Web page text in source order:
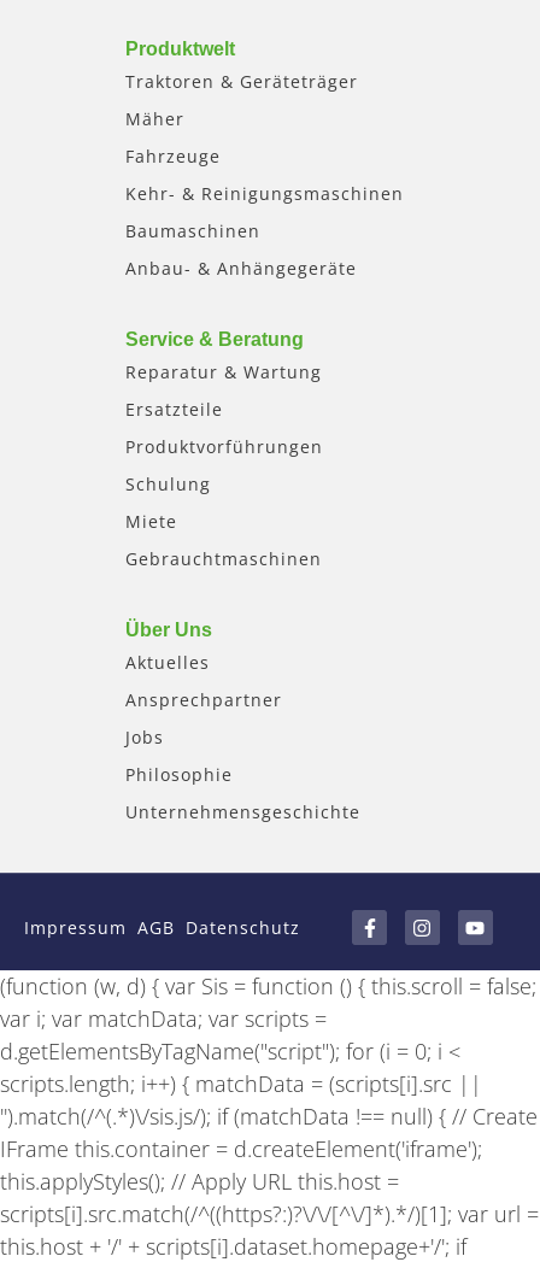
Produktwelt
Traktoren & Geräteträger
Mäher
Fahrzeuge
Kehr- & Reinigungsmaschinen
Baumaschinen
Anbau- & Anhängegeräte
Service & Beratung
Reparatur & Wartung
Ersatzteile
Produktvorführungen
Schulung
Miete
Gebrauchtmaschinen
Über Uns
Aktuelles
Ansprechpartner
Jobs
Philosophie
Unternehmensgeschichte
Impressum AGB Datenschutz
a
c
e
b
o
-
f
n
s
t
a
g
m
o
u
t
u
b
(function (w, d) { var Sis = function () { this.scroll = false;
var i; var matchData; var scripts =
d.getElementsByTagName("script"); for (i = 0; i <
scripts.length; i++) { matchData = (scripts[i].src ||
'').match(/^(.*)\/sis.js/); if (matchData !== null) { // Create
IFrame this.container = d.createElement('iframe');
this.applyStyles(); // Apply URL this.host =
scripts[i].src.match(/^((https?:)?\/\/[^\/]*).*/)[1]; var url =
this.host + '/' + scripts[i].dataset.homepage+'/'; if